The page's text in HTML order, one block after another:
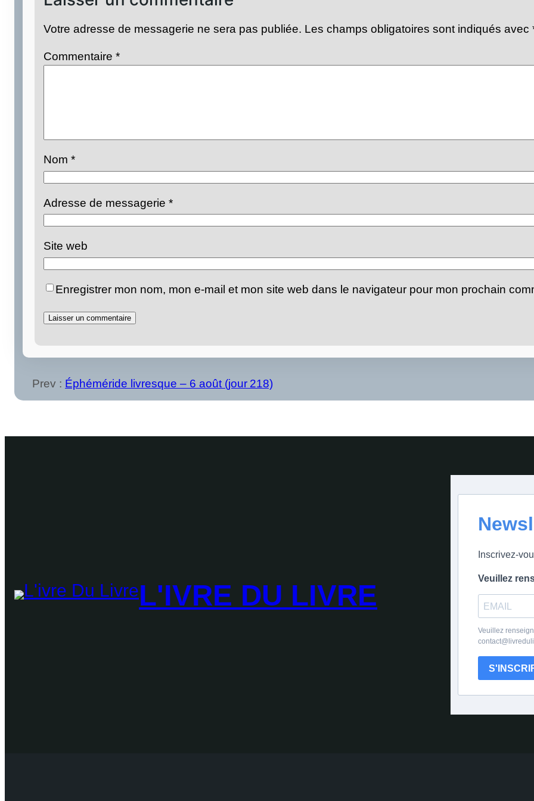
Votre adresse de messagerie ne sera pas publiée. Les champs obligatoires sont indiqués avec
Commentaire*
Nom*
Adresse de messagerie*
Site web
Enregistrer mon nom, mon e-mail et mon site web dans le navigateur pour mon prochain
Prev : Éphéméride livresque – 6 août (jour 218)
L'IVRE DU LIVRE
Inscrivez-
Veuillez
Veuillez